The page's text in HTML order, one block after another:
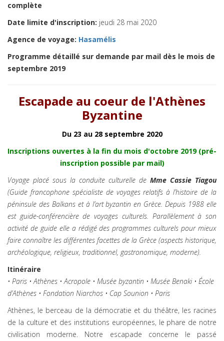
complète
Date limite d'inscription: jeudi 28 mai 2020
Agence de voyage: Hasamélis
Programme détaillé sur demande par mail dès le mois de
septembre 2019
Escapade au coeur de l'Athènes
Byzantine
Du 23 au 28 septembre 2020
Inscriptions ouvertes à la fin du mois d'octobre 2019 (pré-
inscription possible par mail)
Voyage placé sous la conduite culturelle de Mme Cassie Tiagou
(Guide francophone spécialiste de voyages relatifs à l’histoire de la
péninsule des Balkans et à l’art byzantin en Grèce. Depuis 1988 elle
est guide-conférencière de voyages culturels. Parallèlement à son
activité de guide elle a rédigé des programmes culturels pour mieux
faire connaître les différentes facettes de la Grèce (aspects historique,
archéologique, religieux, traditionnel, gastronomique, moderne).
Itinéraire
• Paris • Athènes • Acropole • Musée byzantin • Musée Benaki • École
d’Athènes • Fondation Niarchos • Cap Sounion • Paris
Athènes, le berceau de la démocratie et du théâtre, les racines
de la culture et des institutions européennes, le phare de notre
civilisation moderne. Notre escapade concerne le passé